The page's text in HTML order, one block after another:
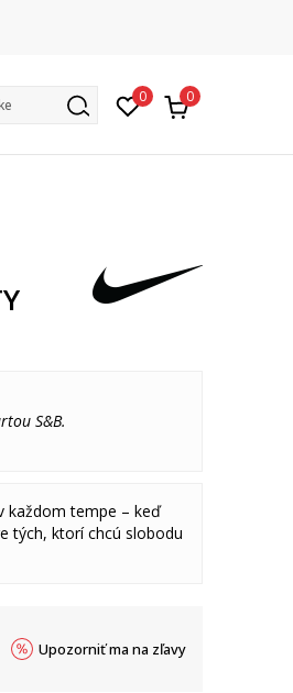
pre Click&Collect)
0 0
S&B.
každom tempe – keď
tých, ktorí chcú slobodu
Upozorniť ma na zľavy